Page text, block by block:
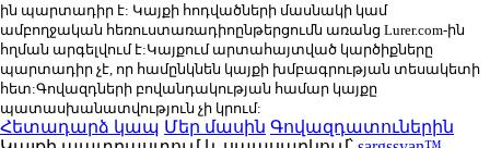
ին պարտադիր է: Կայքի հոդվածների մասնակի կամ
ամբողջական հեռուստառադիոընթերցումն առանց Lurer.com-ին
հղման արգելվում է:Կայքում արտահայտված կարծիքները
պարտադիր չէ, որ համընկնեն կայքի խմբագրության տեսակետի
հետ:Գովազդների բովանդակության համար կայքը
պատասխանատվություն չի կրում:
Հետադարձ կապ Մեր մասին Գովազդատուներին